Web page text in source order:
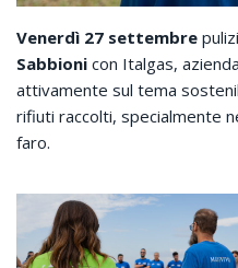
Venerdì 27 settembre
Sabbioni con Italgas,
attivamente sul tema
rifiuti raccolti, specialmente
faro.